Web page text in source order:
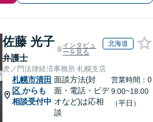
佐藤 光子
弁護士
インタビュ
ーを見る
北海道
虎ノ門法律経済事務所 札幌支店
札幌市清田
区 からも
相談受付中
面談方法(対
面・電話・ビデ
オなど)は応相
談
営業時間：0
9:00~18:00
（平日）